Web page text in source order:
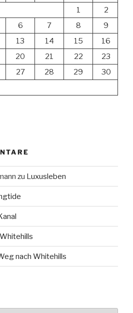
1
2
6 7 8
9
13 14 15
16
20 21 22
23
27 28 29
30
zu Luxusleben
nach Whitehills